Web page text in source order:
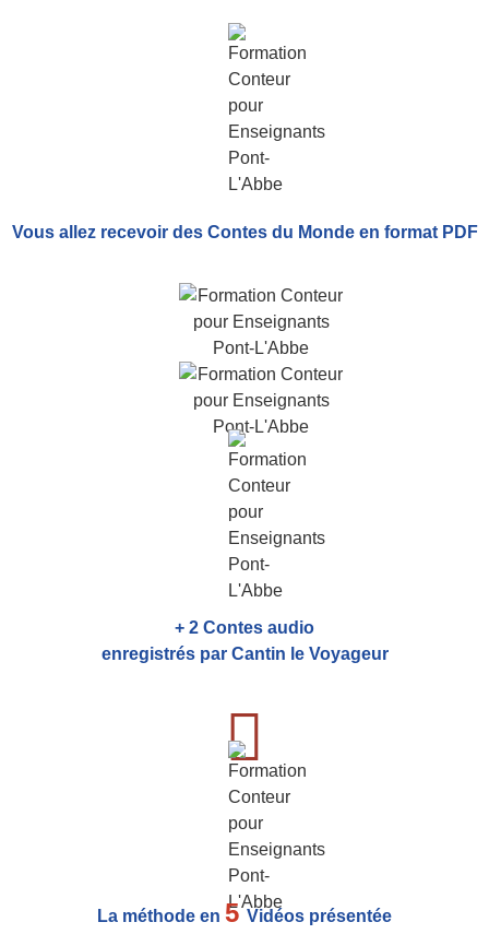
Vous allez recevoir des Contes du Monde en format PDF
+ 2 Contes audio
enregistrés par Cantin le Voyageur
La méthode en 5Vidéos présentée